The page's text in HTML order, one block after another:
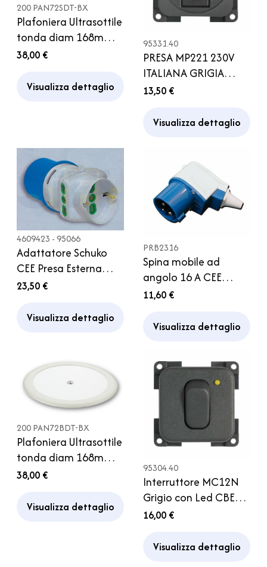
200 PAN72SDT-BX
Plafoniera Ultrasottile
tonda diam 168mm
Argento con Touch
Camper
38,00 €
Visualizza dettaglio
95331.40
PRESA MP221 230V
ITALIANA GRIGIA
CON COPERCHIO
13,50 €
Visualizza dettaglio
4609423 - 95066
Adattatore Schuko
CEE Presa Esterna
250V Camper
23,50 €
Visualizza dettaglio
PRB2316
Spina mobile ad
angolo 16 A CEE
Camper Campeggio
11,60 €
Visualizza dettaglio
200 PAN72BDT-BX
Plafoniera Ultrasottile
tonda diam 168mm
Bianca con Touch
Camper
38,00 €
Visualizza dettaglio
95304.40
Interruttore MC12N
Grigio con Led CBE
per Camper
16,00 €
Visualizza dettaglio